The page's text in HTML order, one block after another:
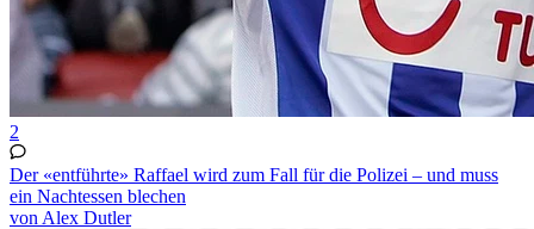
2
Der «entführte» Raffael wird zum Fall für die Polizei – und muss
ein Nachtessen blechen
von Alex Dutler